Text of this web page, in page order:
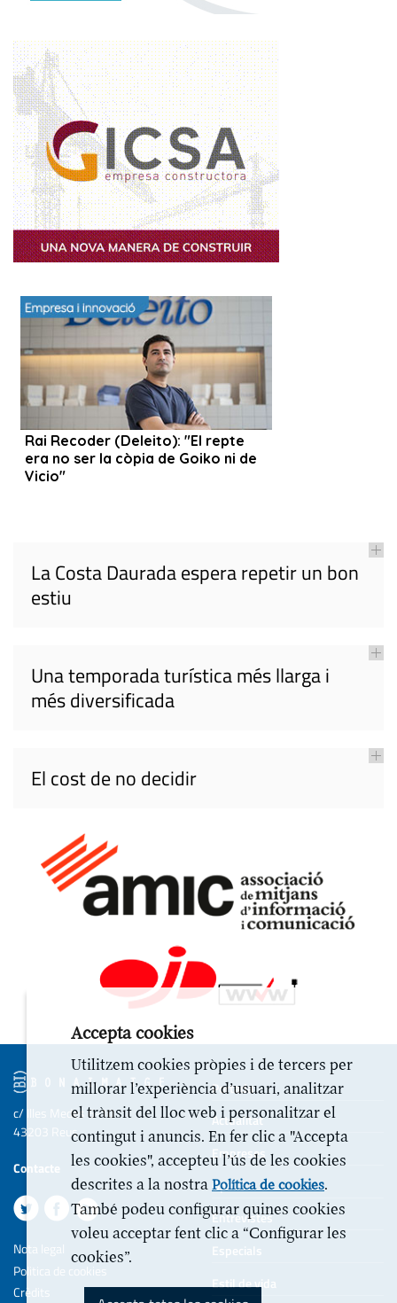
La Costa Daurada espera repetir un bon
estiu
Una temporada turística més llarga i
més diversificada
El cost de no decidir
Portada
Actualitat
Empreses
Opinió
Entrevistes
Especials
Estil de vida
c/ Illes Medes 6-10
43203 Reus
Contacte
Nota legal
Politica de cookies
Crèdits
Accepta cookies
Utilitzem cookies pròpies i de tercers per
millorar l’experiència d’usuari, analitzar
el trànsit del lloc web i personalitzar el
contingut i anuncis. En fer clic a "Accepta
les cookies", accepteu l’ús de les cookies
descrites a la nostra Política de cookies.
També podeu configurar quines cookies
voleu acceptar fent clic a “Configurar les
cookies”.